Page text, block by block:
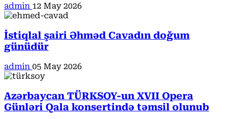
admin 12 May 2026
İstiqlal şairi Əhməd Cavadın doğum
günüdür
admin 05 May 2026
Azərbaycan TÜRKSOY-un XVII Opera
Günləri Qala konsertində təmsil olunub